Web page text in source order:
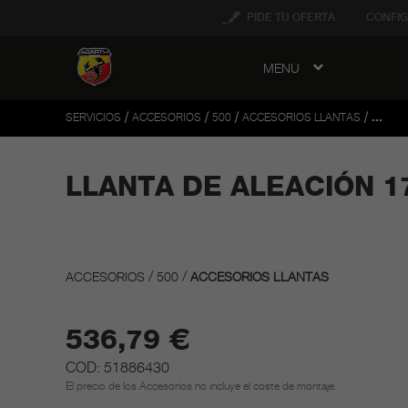
PIDE TU OFERTA
MENU
SERVICIOS / ACCESORIOS / 500 / ACCESORIOS LLANTAS / ...
LLANTA DE ALEACIÓN
ACCESORIOS / 500 / ACCESORIOS LLANTAS
536,79 €
COD: 51886430
El precio de los Accesorios no incluye el coste de montaje.